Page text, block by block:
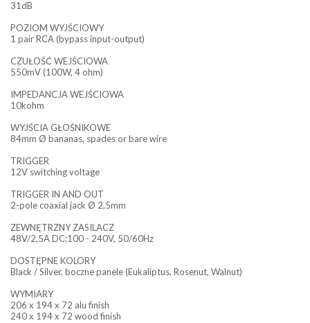
31dB
POZIOM WYJŚCIOWY
1 pair RCA (bypass input-output)
CZUŁOŚĆ WEJŚCIOWA
550mV (100W, 4 ohm)
IMPEDANCJA WEJŚCIOWA
10kohm
WYJŚCIA GŁOŚNIKOWE
84mm Ø bananas, spades or bare wire
TRIGGER
12V switching voltage
TRIGGER IN AND OUT
2-pole coaxial jack Ø 2,5mm
ZEWNĘTRZNY ZASILACZ
48V/2,5A DC;100 - 240V, 50/60Hz
DOSTĘPNE KOLORY
Black / Silver, boczne panele (Eukaliptus, Rosenut, Walnut)
WYMIARY
206 x 194 x 72 alu finish
240 x 194 x 72 wood finish